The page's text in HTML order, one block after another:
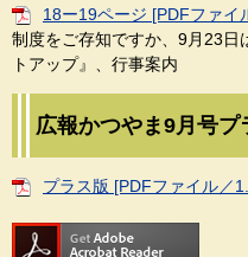
18ー19ページ [PDFファイ
制度をご存知ですか、9月23日
トアップ』、行事案内
広報かつやま9月号プ
プラス版 [PDFファイル／